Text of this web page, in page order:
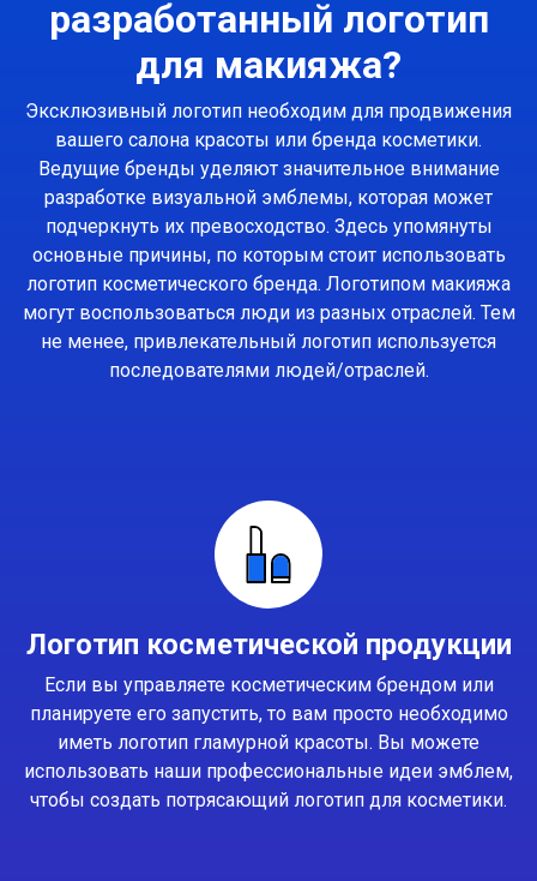
разработанный логотип
для макияжа?
Эксклюзивный логотип необходим для продвижения
вашего салона красоты или бренда косметики.
Ведущие бренды уделяют значительное внимание
разработке визуальной эмблемы, которая может
подчеркнуть их превосходство. Здесь упомянуты
основные причины, по которым стоит использовать
логотип косметического бренда. Логотипом макияжа
могут воспользоваться люди из разных отраслей. Тем
не менее, привлекательный логотип используется
последователями людей/отраслей.
Логотип косметической продукции
Если вы управляете косметическим брендом или
планируете его запустить, то вам просто необходимо
иметь логотип гламурной красоты. Вы можете
использовать наши профессиональные идеи эмблем,
чтобы создать потрясающий логотип для косметики.